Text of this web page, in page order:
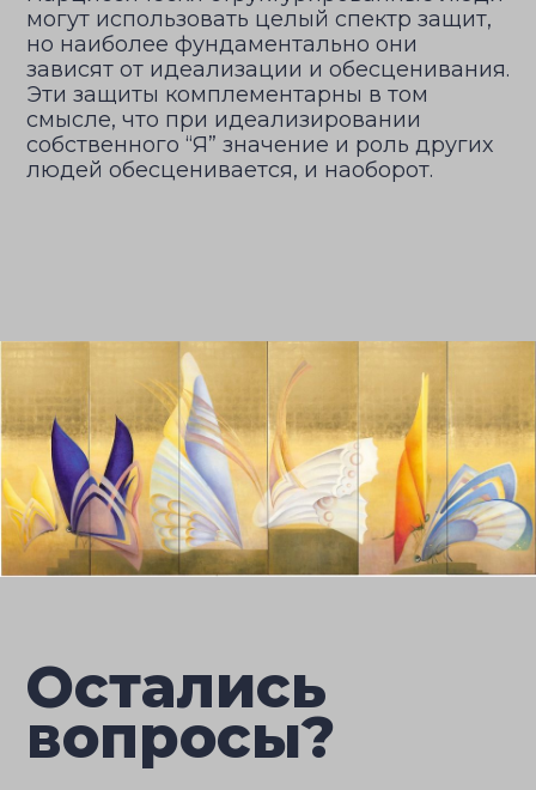
могут использовать целый спектр защит,
но наиболее фундаментально они
зависят от идеализации и обесценивания.
Эти защиты комплементарны в том
смысле, что при идеализировании
собственного “Я” значение и роль других
людей обесценивается, и наоборот.
Остались
вопросы?